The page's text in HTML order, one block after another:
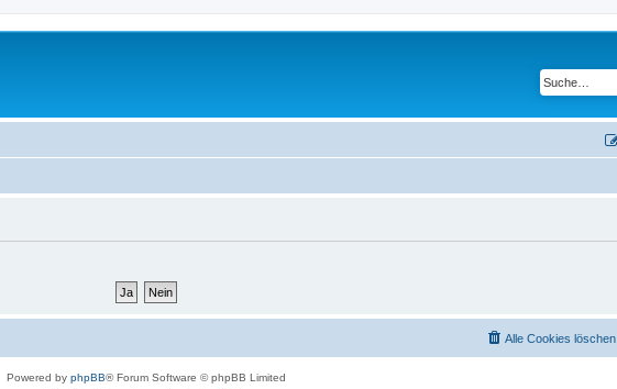
Alle Cookies löschen
Powered by phpBB® Forum Software © phpBB Limited